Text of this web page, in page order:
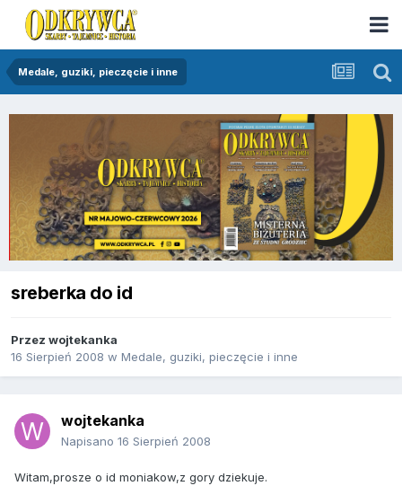
Medale, guziki, pieczęcie i inne
sreberka do id
Przez wojtekanka
16 Sierpień 2008 w Medale, guziki, pieczęcie i inne
wojtekanka
Napisano 16 Sierpień 2008
Witam,prosze o id moniakow,z gory dziekuje.